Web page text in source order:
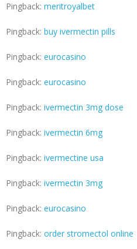
Pingback: meritroyalbet
Pingback: buy ivermectin pills
Pingback: eurocasino
Pingback: eurocasino
Pingback: ivermectin 3mg dose
Pingback: ivermectin 6mg
Pingback: ivermectine usa
Pingback: ivermectin 3mg
Pingback: eurocasino
Pingback: order stromectol online